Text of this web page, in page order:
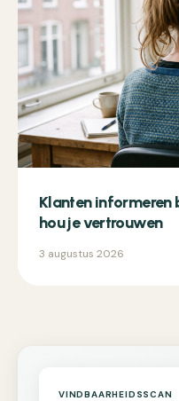
Klanten informeren
hou je vertrouwen
3 augustus 2026
VINDBAARHEIDSSCAN